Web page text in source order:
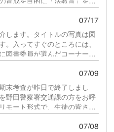
士の先生を迎え、各クラスで
を傾け、班ごとのディスカッ
組んでいる様子を見ることが
07/17
します。タイトルの写真は図
入ってすぐのところには、
図書委員が選んだコーナー、
て、文豪特集や司書の先生が
。また、図書だよりを発行し
告や新着図書の案内をしてい
ュールも載せましたので、生
341
07/09
末考査が昨日で終了しまし
野田警察署交通課の方をお呼
モート形式で、生徒の皆さん
しました。続きをみる
07/08